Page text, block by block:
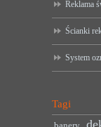
Reklama
Ścianki
System
Tagi